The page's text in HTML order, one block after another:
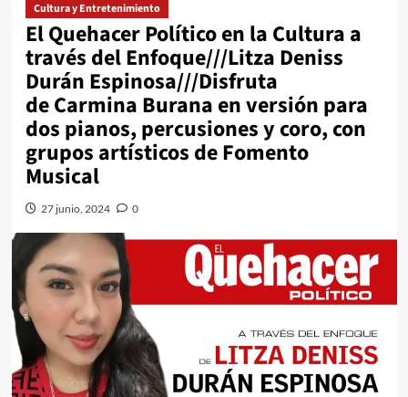
Cultura y Entretenimiento
El Quehacer Político en la Cultura a
través del Enfoque///Litza Deniss
Durán Espinosa///Disfruta
de Carmina Burana en versión para
dos pianos, percusiones y coro, con
grupos artísticos de Fomento
Musical
27 junio, 2024 0